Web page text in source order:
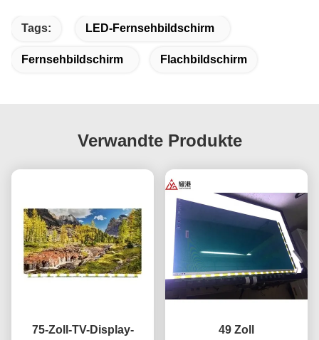
Tags: LED-Fernsehbildschirm
Fernsehbildschirm Flachbildschirm
Verwandte Produkte
75-Zoll-TV-Display-
49 Zoll